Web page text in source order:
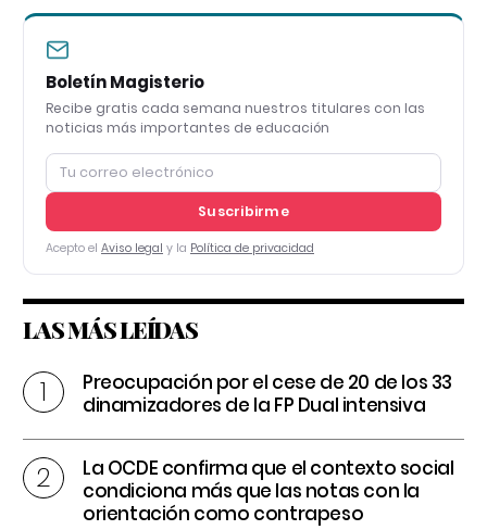
Boletín Magisterio
Recibe gratis cada semana nuestros titulares con las
noticias más importantes de educación
Suscribirme
Acepto el Aviso legal y la Política de privacidad
LAS MÁS LEÍDAS
Preocupación por el cese de 20 de los 33
dinamizadores de la FP Dual intensiva
La OCDE confirma que el contexto social
condiciona más que las notas con la
orientación como contrapeso